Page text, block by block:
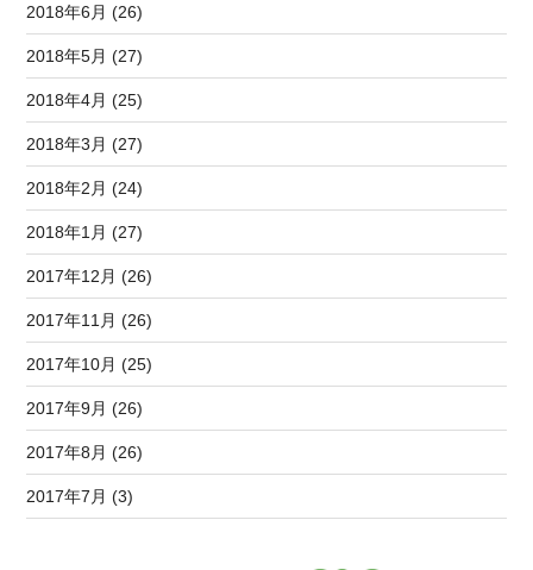
2018年6月 (26)
2018年5月 (27)
2018年4月 (25)
2018年3月 (27)
2018年2月 (24)
2018年1月 (27)
2017年12月 (26)
2017年11月 (26)
2017年10月 (25)
2017年9月 (26)
2017年8月 (26)
2017年7月 (3)